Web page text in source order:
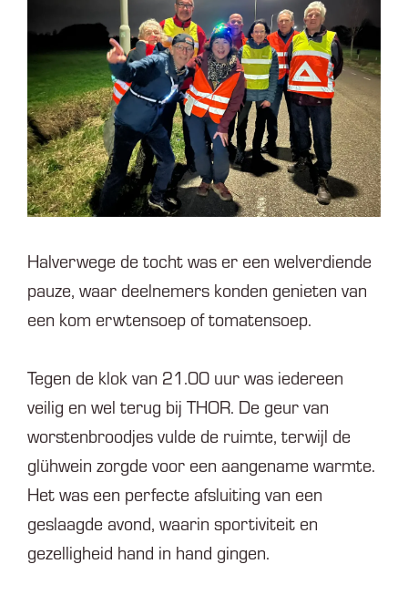
Halverwege de tocht was er een welverdiende
pauze, waar deelnemers konden genieten van
een kom erwtensoep of tomatensoep.
Tegen de klok van 21.00 uur was iedereen
veilig en wel terug bij THOR. De geur van
worstenbroodjes vulde de ruimte, terwijl de
glühwein zorgde voor een aangename warmte.
Het was een perfecte afsluiting van een
geslaagde avond, waarin sportiviteit en
gezelligheid hand in hand gingen.